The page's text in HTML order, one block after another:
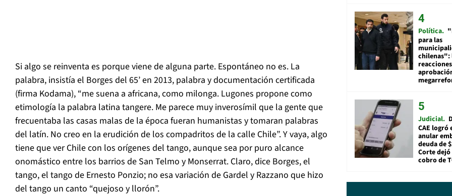
Si algo se reinventa es porque viene de alguna parte. Espontáneo no es. La
palabra, insistía el Borges del 65’ en 2013, palabra y documentación certificada
(firma Kodama), “me suena a africana, como milonga. Lugones propone como
etimología la palabra latina tangere. Me parece muy inverosímil que la gente que
frecuentaba las casas malas de la época fueran humanistas y tomaran palabras
del latín. No creo en la erudición de los compadritos de la calle Chile”. Y vaya, algo
tiene que ver Chile con los orígenes del tango, aunque sea por puro alcance
onomástico entre los barrios de San Telmo y Monserrat. Claro, dice Borges, el
tango, el tango de Ernesto Ponzio; no esa variación de Gardel y Razzano que hizo
del tango un canto “quejoso y llorón”.
Política
para las
chilenas":
Judicial
CAE logró
anular
deuda de
Corte
cobro de